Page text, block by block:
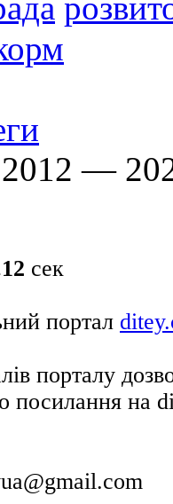
2012 —
сек
портал
порталу
посилання на